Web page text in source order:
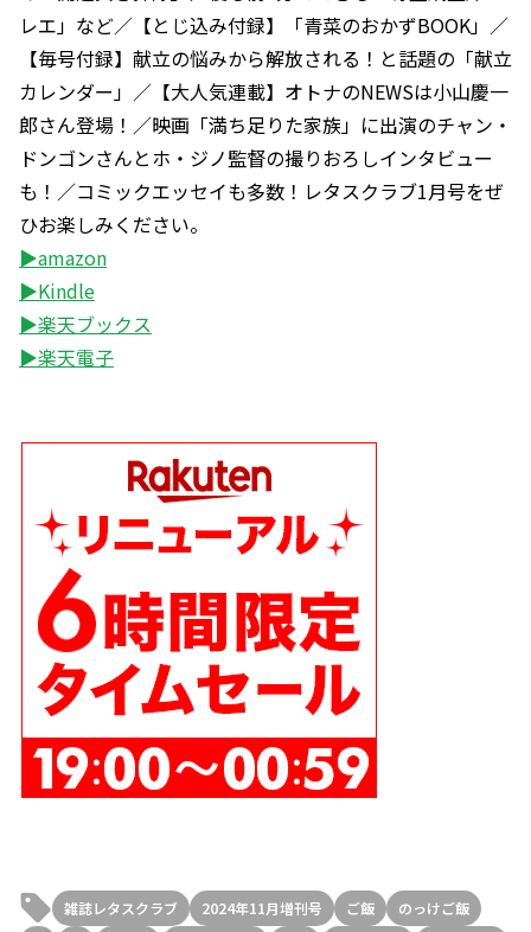
レエ」など／【とじ込み付録】「青菜のおかずBOOK」／
【毎号付録】献立の悩みから解放される！と話題の「献立
カレンダー」／【大人気連載】オトナのNEWSは小山慶一
郎さん登場！／映画「満ち足りた家族」に出演のチャン・
ドンゴンさんとホ・ジノ監督の撮りおろしインタビュー
も！／コミックエッセイも多数！レタスクラブ1月号をぜ
ひお楽しみください。
▶amazon
▶Kindle
▶楽天ブックス
▶楽天電子
雑誌レタスクラブ 2024年11月増刊号 ご飯
のっけご飯